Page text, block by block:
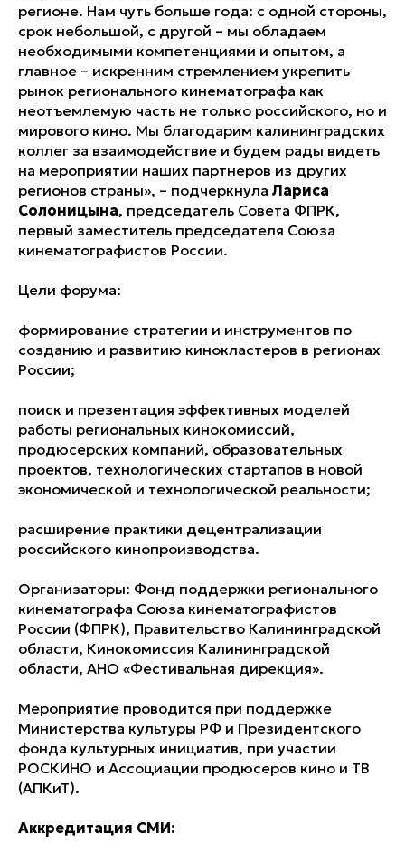
регионе. Нам чуть больше года: с одной стороны,
срок небольшой, с другой – мы обладаем
необходимыми компетенциями и опытом, а
главное – искренним стремлением укрепить
рынок регионального кинематографа как
неотъемлемую часть не только российского, но и
мирового кино. Мы благодарим калининградских
коллег за взаимодействие и будем рады видеть
на мероприятии наших партнеров из других
регионов страны», – подчеркнула Лариса
Солоницына, председатель Совета ФПРК,
первый заместитель председателя Союза
кинематографистов России.
Цели форума:
формирование стратегии и инструментов по
созданию и развитию кинокластеров в регионах
России;
поиск и презентация эффективных моделей
работы региональных кинокомиссий,
продюсерских компаний, образовательных
проектов, технологических стартапов в новой
экономической и технологической реальности;
расширение практики децентрализации
российского кинопроизводства.
Организаторы: Фонд поддержки регионального
кинематографа Союза кинематографистов
России (ФПРК), Правительство Калининградской
области, Кинокомиссия Калининградской
области, АНО «Фестивальная дирекция».
Мероприятие проводится при поддержке
Министерства культуры РФ и Президентского
фонда культурных инициатив, при участии
РОСКИНО и Ассоциации продюсеров кино и ТВ
(АПКиТ).
Аккредитация СМИ: